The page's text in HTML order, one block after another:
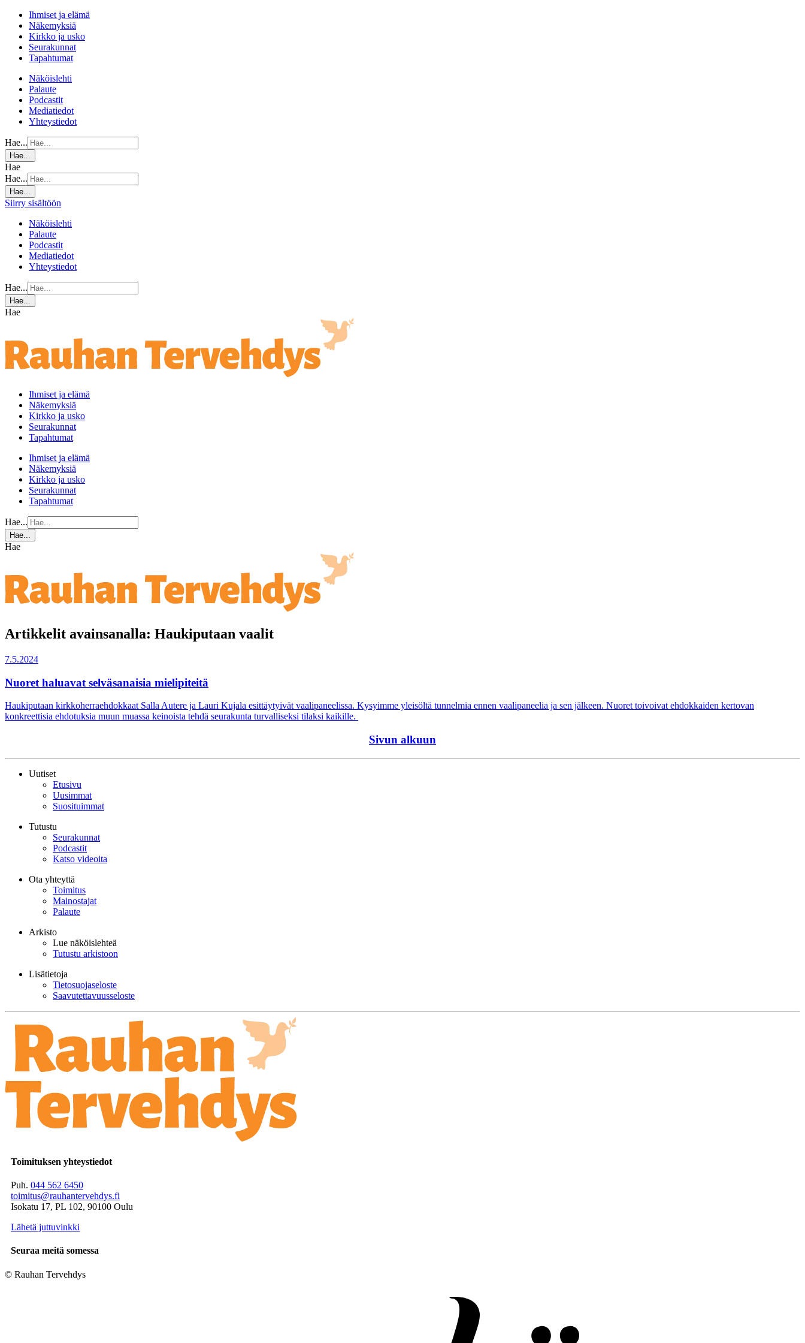
Ihmiset ja elämä
Näkemyksiä
Kirkko ja usko
Seurakunnat
Tapahtumat
Näköislehti
Palaute
Podcastit
Mediatiedot
Yhteystiedot
Hae...
Hae...
Hae
Hae...
Hae...
Siirry sisältöön
Näköislehti
Palaute
Podcastit
Mediatiedot
Yhteystiedot
Hae...
Hae...
Hae
Ihmiset ja elämä
Näkemyksiä
Kirkko ja usko
Seurakunnat
Tapahtumat
Ihmiset ja elämä
Näkemyksiä
Kirkko ja usko
Seurakunnat
Tapahtumat
Hae...
Hae...
Hae
Artikkelit avainsanalla: Haukiputaan vaalit
7.5.2024
Nuoret haluavat selväsanaisia mielipiteitä
Haukiputaan kirkkoherraehdokkaat Salla Autere ja Lauri Kujala esittäytyivät vaalipaneelissa. Kysyimme yleisöltä tunnelmia ennen vaalipaneelia ja sen jälkeen. Nuoret toivoivat ehdokkaiden kertovan
konkreettisia ehdotuksia muun muassa keinoista tehdä seurakunta turvalliseksi tilaksi kaikille.
Sivun alkuun
Uutiset
Etusivu
Uusimmat
Suosituimmat
Tutustu
Seurakunnat
Podcastit
Katso videoita
Ota yhteyttä
Toimitus
Mainostajat
Palaute
Arkisto
Lue näköislehteä
Tutustu arkistoon
Lisätietoja
Tietosuojaseloste
Saavutettavuusseloste
Toimituksen yhteystiedot
Puh. 044 562 6450
toimitus@rauhantervehdys.fi
Isokatu 17, PL 102, 90100 Oulu
Lähetä juttuvinkki
Seuraa meitä somessa
© Rauhan Tervehdys